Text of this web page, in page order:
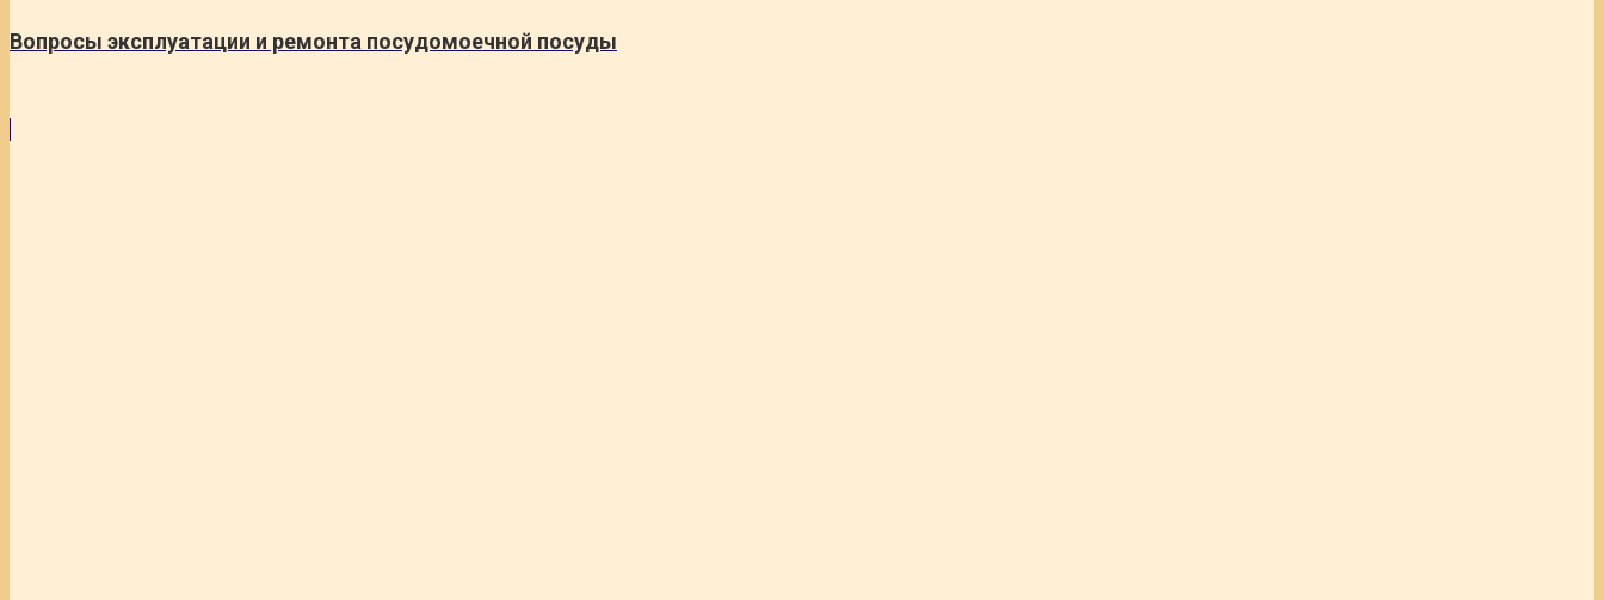
Вопросы эксплуатации и ремонта посудомоечной посуды